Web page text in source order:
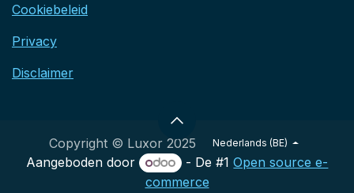
Cookiebeleid
Privacy
Disclaimer
Copyright © Luxor 2025 Nederlands (BE)
Aangeboden door - De #1Open source e-
commerce